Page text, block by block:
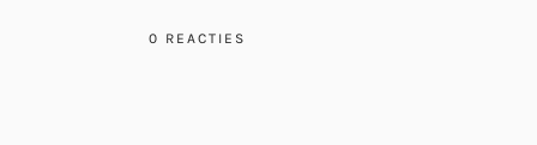
0 REACTIES